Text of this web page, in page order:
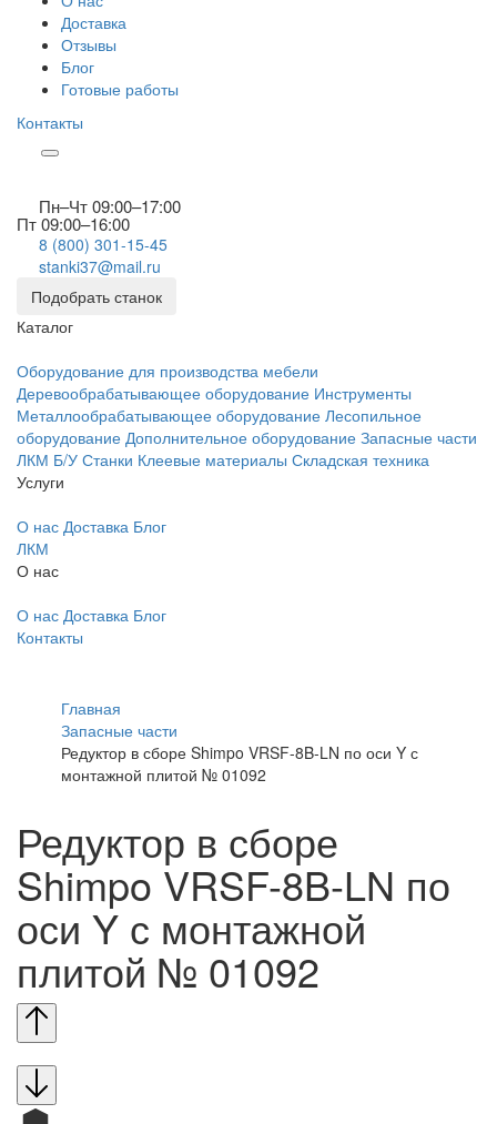
Доставка
Отзывы
Блог
Готовые работы
Контакты
Пн–Чт 09:00–17:00
Пт 09:00–16:00
8 (800) 301-15-45
stanki37@mail.ru
Подобрать станок
Каталог
Оборудование для производства мебели
Деревообрабатывающее оборудование Инструменты
Металлообрабатывающее оборудование Лесопильное
оборудование Дополнительное оборудование Запасные части
ЛКМ Б/У Станки Клеевые материалы Складская техника
Услуги
О нас Доставка Блог
ЛКМ
О нас
О нас Доставка Блог
Контакты
Главная
Запасные части
Редуктор в сборе Shimpo VRSF-8B-LN по оси Y с
монтажной плитой № 01092
Редуктор в сборе
Shimpo VRSF-8B-LN по
оси Y с монтажной
плитой № 01092